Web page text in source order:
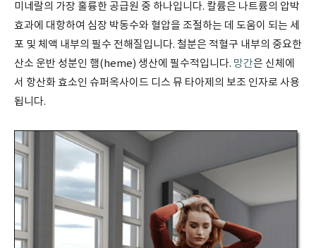
미네랄의 가장 훌륭한 공급원 중 하나입니다. 칼륨은 나트륨의 압박
효과에 대항하여 심장 박동수와 혈압을 조절하는 데 도움이 되는 세
포 및 체액 내부의 필수 전해질입니다. 철분은 적혈구 내부의 중요한
산소 운반 성분인 햄(heme) 생산에 필수적입니다. 망간은 신체에
서 항산화 효소인 슈퍼옥사이드 디스 뮤 타아제의 보조 인자로 사용
됩니다.